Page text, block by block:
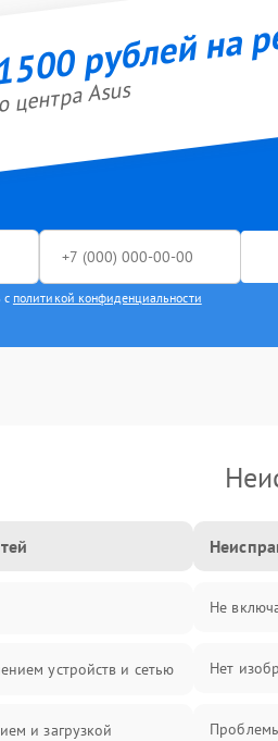
рублей на
Asus
с политикой конфиденциальности
устройств и сетью
и загрузкой
Не
Нет